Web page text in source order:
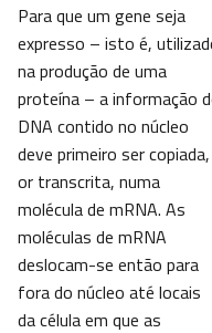
Para que um gene seja
expresso – isto é,
na produção de uma
proteína – a informação
DNA contido no núcleo
deve primeiro ser copiada,
or transcrita, numa
molécula de mRNA. As
moléculas de mRNA
deslocam-se então para
fora do núcleo até locais
da célula em que as